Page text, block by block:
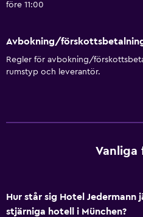
Privat badrum
Tjänster och bekvämligheter
Nyckelåtkomst
före 11:00
Avbokning/
Regler för avbokning/
rumstyp och leverantör.
Vanliga
Hur står sig Hotel Jedermann
stjärniga hotell i München?